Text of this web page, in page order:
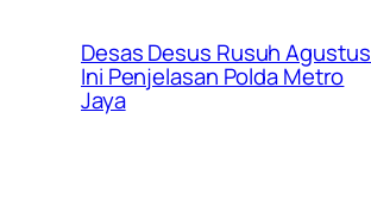
Desas Desus Rusuh Agustus
Ini Penjelasan Polda Metro
Jaya